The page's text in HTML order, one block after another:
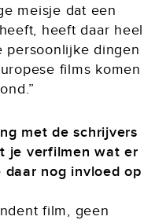
meisje dat een
heeft daar heel
persoonlijke dingen
films komen
met de schrijvers
je verfilmen wat er
nog invloed op
film, geen